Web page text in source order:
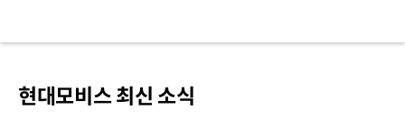
현대모비스 최신 소식